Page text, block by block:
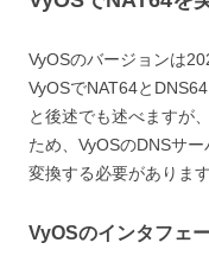
VyOSのバージョンは
VyOSでNAT64と
と後述でも述べますが
ため、VyOSのDNSサ
変換する必要があります
VyOSのインタフェ